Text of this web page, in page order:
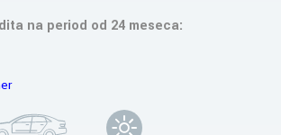
na period od 24 meseca: